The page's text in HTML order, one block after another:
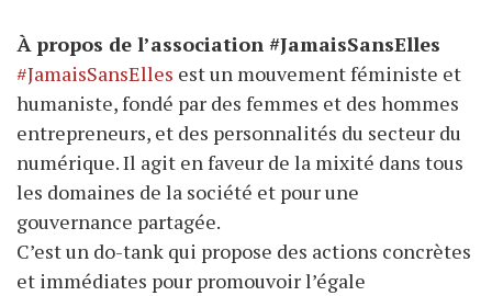
À propos de l’association #JamaisSansElles
#JamaisSansElles est un mouvement féministe et
humaniste, fondé par des femmes et des hommes
entrepreneurs, et des personnalités du secteur du
numérique. Il agit en faveur de la mixité dans tous
les domaines de la société et pour une
gouvernance partagée.
C’est un do-tank qui propose des actions concrètes
et immédiates pour promouvoir l’égale